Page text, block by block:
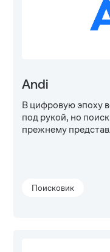
Andi
В цифровую эпоху
под рукой, но
прежнему
Поисковик